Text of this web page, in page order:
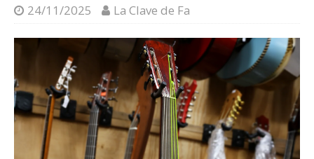
24/11/2025 La Clave de Fa